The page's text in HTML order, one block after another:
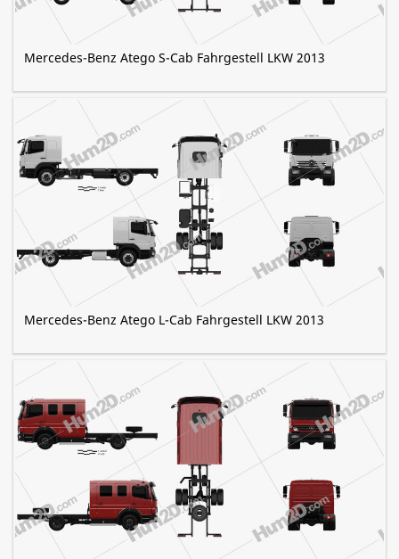
Mercedes-Benz Atego S-Cab Fahrgestell LKW 2013
Mercedes-Benz Atego L-Cab Fahrgestell LKW 2013